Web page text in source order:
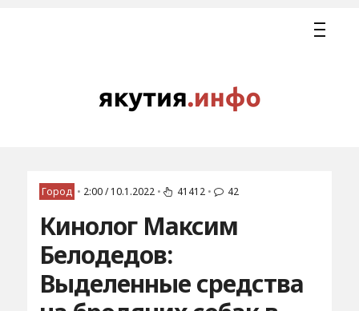
Город • 2:00 / 10.1.2022 • 41412 • 42
Кинолог Максим
Белодедов:
Выделенные средства